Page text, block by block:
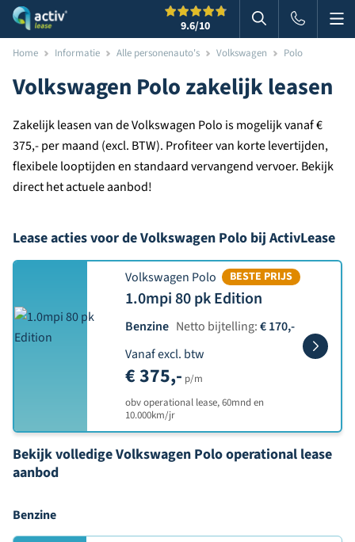
9.6/10 Zoeken in
Home Informatie Alle personenauto's Volkswagen Polo
Volkswagen Polo zakelijk leasen
Zakelijk leasen van de Volkswagen Polo is mogelijk vanaf €
375,- per maand (excl. BTW). Profiteer van korte levertijden,
flexibele looptijden en standaard vervangend vervoer. Bekijk
direct het actuele aanbod!
Lease acties voor de Volkswagen Polo bij ActivLease
Volkswagen Polo BESTE PRIJS
1.0mpi 80 pk Edition
Benzine Netto bijtelling:€ 170,-
Vanaf excl. btw
€ 375,- p/m
obv operational lease, 60mnd en
10.000km/jr
Bekijk volledige Volkswagen Polo operational lease
aanbod
Benzine